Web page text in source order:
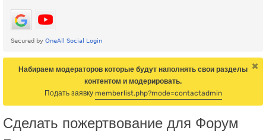
Набираем модераторов которые будут наполнять свои разделы
контентом и модерировать.
Подать заявку memberlist.php?mode=contactadmin
Сделать пожертвование для Форум